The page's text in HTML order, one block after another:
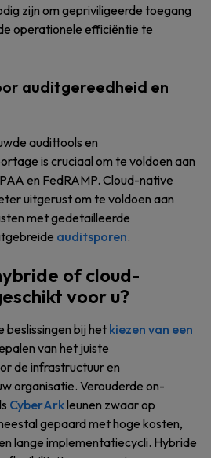
zijn om gepriviligeerde toegang
operationele efficiëntie te
auditgereedheid en
audittools en
is cruciaal om te voldoen aan
en FedRAMP. Cloud-native
uitgerust om te voldoen aan
met gedetailleerde
auditsporen.
of cloud-
voor u?
beslissingen bij het kiezen van een
van het juiste
de infrastructuur en
organisatie. Verouderde on-
CyberArkleunen zwaar op
gepaard met hoge kosten,
lange implementatiecycli. Hybride